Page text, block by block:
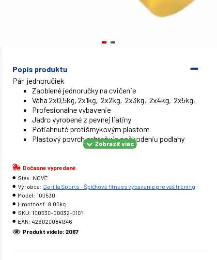
Popis produktu
Pár jednoručiek
Zaoblené jednoručky na cvičenie
Váha 2x0,5kg, 2x1kg, 2x2kg, 2x3kg, 2x4kg, 2x5kg,
Profesionálne vybavenie
Jadro vyrobené z pevnej liatiny
Potiahnuté protišmykovým plastom
Plastový povrch zabraňuje poškodeniu podlahy
Dočasne vypredané
Stav: NOVÉ
Výrobca: Gorilla Sports – Špičkové fitness vybavenie pre váš tréning
Model: 100530
Hmotnosť: 8.00kg
SKU: 100530-00032-0101
EAN: 4260200841346
Produkt videlo: 2067